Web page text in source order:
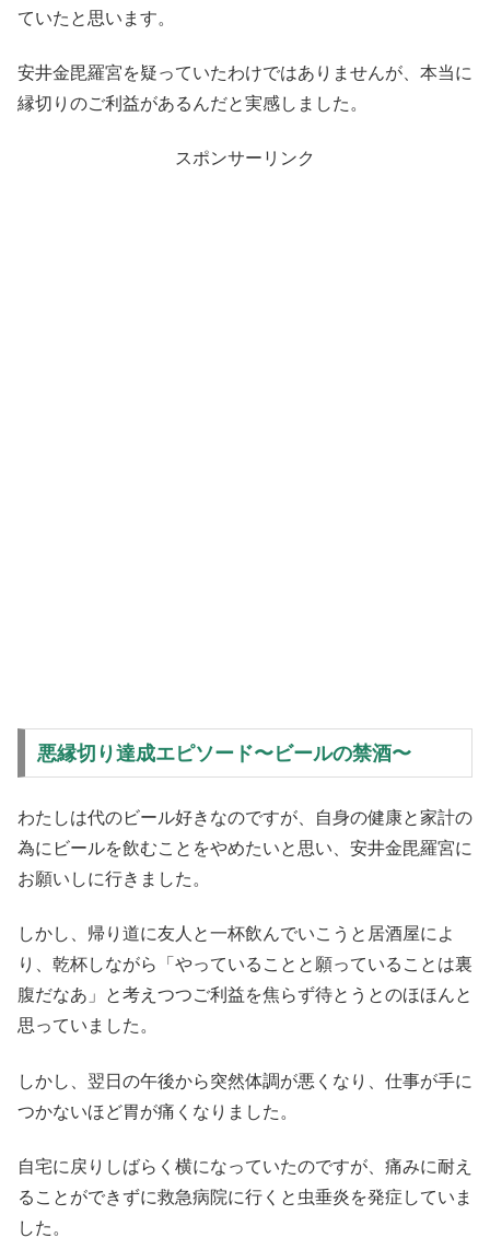
ていたと思います。
安井金毘羅宮を疑っていたわけではありませんが、本当に
縁切りのご利益があるんだと実感しました。
スポンサーリンク
悪縁切り達成エピソード〜ビールの禁酒〜
わたしは代のビール好きなのですが、自身の健康と家計の
為にビールを飲むことをやめたいと思い、安井金毘羅宮に
お願いしに行きました。
しかし、帰り道に友人と一杯飲んでいこうと居酒屋によ
り、乾杯しながら「やっていることと願っていることは裏
腹だなあ」と考えつつご利益を焦らず待とうとのほほんと
思っていました。
しかし、翌日の午後から突然体調が悪くなり、仕事が手に
つかないほど胃が痛くなりました。
自宅に戻りしばらく横になっていたのですが、痛みに耐え
ることができずに救急病院に行くと虫垂炎を発症していま
した。